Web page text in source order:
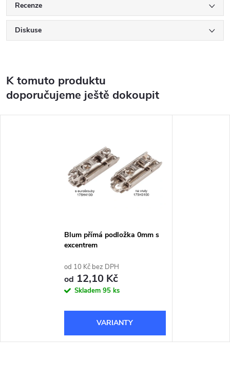
Recenze
Diskuse
K tomuto produktu
doporučujeme ještě dokoupit
Blum přímá podložka 0mm s
excentrem
od 10 Kč bez DPH
od 12,10 Kč
Skladem 95 ks